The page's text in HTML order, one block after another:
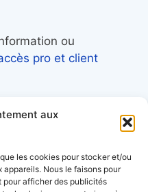
aux
les cookies pour stocker et/ou
Nous le faisons pour
pour afficher des publicités
ou
pro et client
du littoral et sa
outdoor pour